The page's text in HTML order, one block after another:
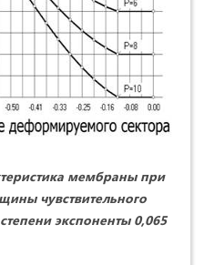
мембраны при
чувствительного
экспоненты 0,065